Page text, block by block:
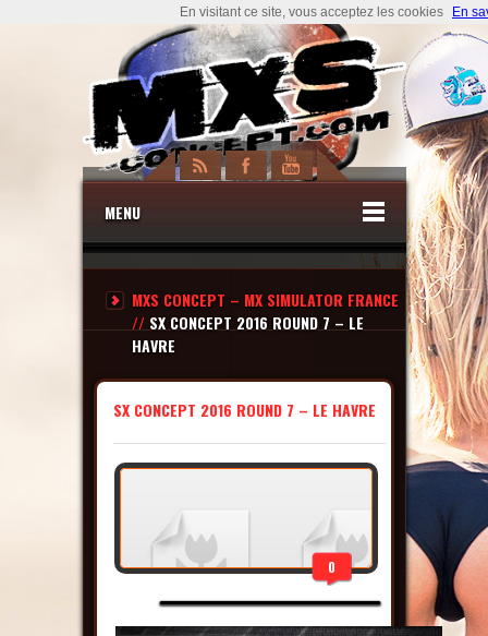
MENU
MXS CONCEPT – MX SIMULATOR FRANCE
// SX CONCEPT 2016 ROUND 7 – LE
HAVRE
SX CONCEPT 2016 ROUND 7 – LE HAVRE
0
En visitant ce site, vous acceptez les cookies En